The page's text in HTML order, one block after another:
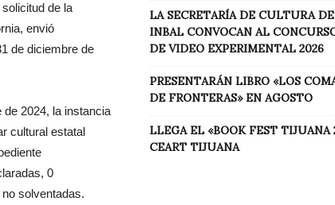
de la
envió
de diciembre de
2024, la instancia
cultural estatal
0
solventadas.
LA SECRETARÍA DE CULTURA
INBAL CONVOCAN AL
DE VIDEO EXPERIMENTAL 2026
PRESENTARÁN LIBRO «LOS
DE FRONTERAS» EN AGOSTO
LLEGA EL «BOOK FEST TIJUANA
CEART TIJUANA